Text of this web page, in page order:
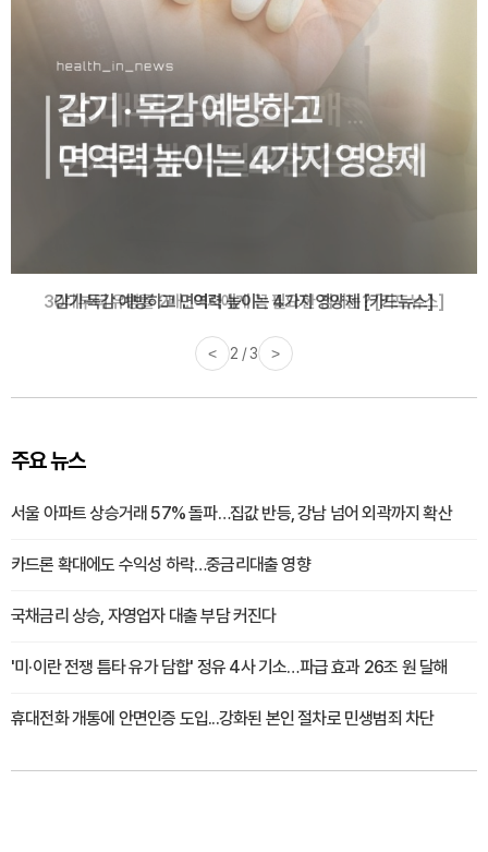
감기·독감 예방하고 면역력 높이는 4가지 영양제 [카드뉴스]
< 3 / 3 >
주요 뉴스
서울 아파트 상승거래 57% 돌파…집값 반등, 강남 넘어 외곽까지 확산
카드론 확대에도 수익성 하락…중금리대출 영향
국채금리 상승, 자영업자 대출 부담 커진다
'미·이란 전쟁 틈타 유가 담합' 정유 4사 기소…파급 효과 26조 원 달해
휴대전화 개통에 안면인증 도입...강화된 본인 절차로 민생범죄 차단